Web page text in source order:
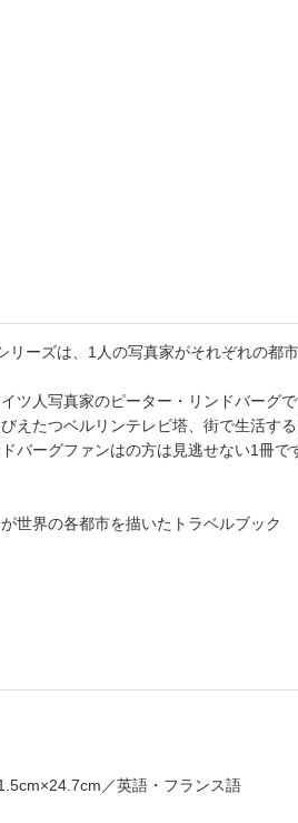
ーズは、1人の写真家がそれぞれの都
ツ人写真家のピーター・リンドバーグ
えたつベルリンテレビ塔、街で生活す
バーグファンはの方は見逃せない1冊で
世界の各都市を描いたトラベルブック
／英語・フランス語